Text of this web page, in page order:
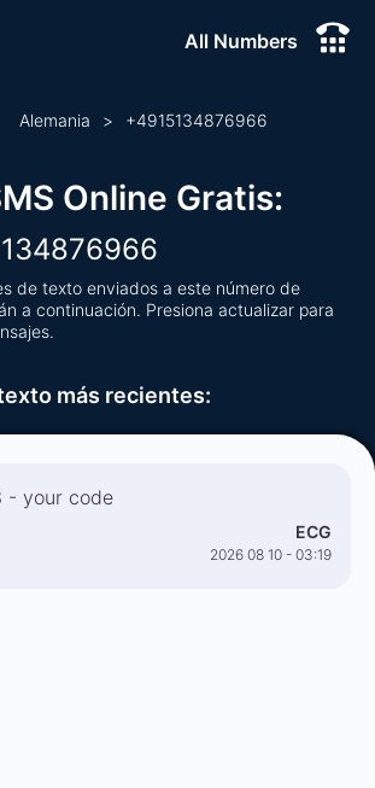
All Numbers
Alemania > +4915134876966
Online Gratis:
de texto enviados a este número de
a continuación. Presiona actualizar para
más recientes:
- your code
ECG
2026 08 10 - 03:19